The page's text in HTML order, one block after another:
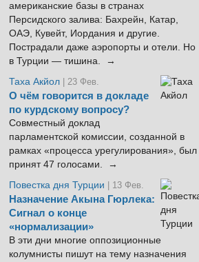
американские базы в странах
Персидского залива: Бахрейн, Катар,
ОАЭ, Кувейт, Иордания и другие.
Пострадали даже аэропорты и отели. Но
в Турции — тишина. →
Таха Акйол | 23 Фев.
О чём говорится в докладе
по курдскому вопросу?
Совместный доклад
парламентской комиссии, созданной в
рамках «процесса урегулирования», был
принят 47 голосами. →
Повестка дня Турции
| 13 Фев.
Назначение Акына Гюрлека:
Сигнал о конце
«нормализации»
В эти дни многие оппозиционные
колумнисты пишут на тему назначения